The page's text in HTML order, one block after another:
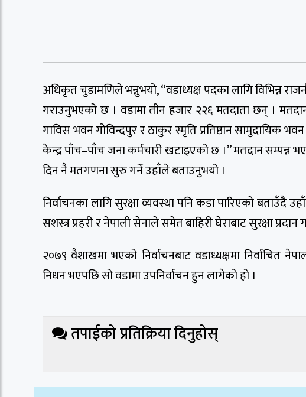
अधिकृत चुडामणिले भन्नुभयो, “वडाध्यक्ष पदका लागि विभिन्न
गराउनुभएको छ । वडामा तीन हजार २२६ मतदाता छन् ।
गाविस भवन गोविन्दपुर र ठाकुर स्मृति प्रतिष्ठान सामुदायिक
केन्द्र पाँच–पाँच जना कर्मचारी खटाइएको छ ।” मतदान
दिन नै मतगणना सुरु गर्ने उहाँले बताउनुभयो ।
निर्वाचनका लागि सुरक्षा व्यवस्था पनि कडा पारिएको बताउँदै
सशस्त्र प्रहरी र नेपाली सेनाले समेत बाहिरी घेराबाट सुरक्षा प्रदान
२०७९ वैशाखमा भएको निर्वाचनबाट वडाध्यक्षमा निर्वाचित
निधन भएपछि सो वडामा उपनिर्वाचन हुन लागेको हो ।
तपाईको प्रतिक्रिया दिनुहोस्